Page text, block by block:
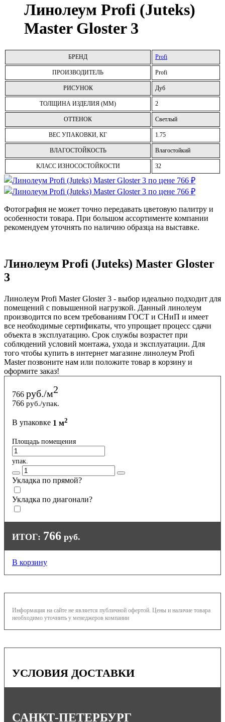
Линолеум Profi (Juteks)
Master Gloster 3
БРЕНД Profi
ПРОИЗВОДИТЕЛЬ Profi
РИСУНОК Дуб
ТОЛЩИНА ИЗДЕЛИЯ (ММ) 2
ОТТЕНОК Светлый
ВЕС УПАКОВКИ, КГ 1.75
ВЛАГОСТОЙКОСТЬ Влагостойкий
КЛАСС ИЗНОСОСТОЙКОСТИ 32
Фотография не может точно передавать цветовую палитру и
особенности товара. При большом ассортименте компании
рекомендуем уточнять по наличию образца на выставке.
Линолеум Profi (Juteks) Master Gloster
3
Линолеум Profi Master Gloster 3 - выбор идеально подходит для
помещений с повышенной нагрузкой. Данный линолеум
производится по всем требованиям ГОСТ и СНиП и имеет
все необходимые сертификаты, что упрощает процесс сдачи
объекта в эксплуатацию. Срок службы возрастет при
соблюдений условий монтажа, ухода и эксплуатации. Для
того чтобы купить в интернет магазине линолеум Profi
Master позвоните нам или положите товар в корзину и
оформите заказ!
766 руб./м2
766 руб./упак.
В упаковке 1 м2
Площадь помещения
упак.
Укладка по прямой?
Укладка по диагонали?
ИТОГ: 766 руб.
В корзину
Информация на сайте не является публичной офертой. Цены и наличие товара
необходимо уточнить у менеджеров компании
УСЛОВИЯ ДОСТАВКИ
САНКТ-ПЕТЕРБУРГ